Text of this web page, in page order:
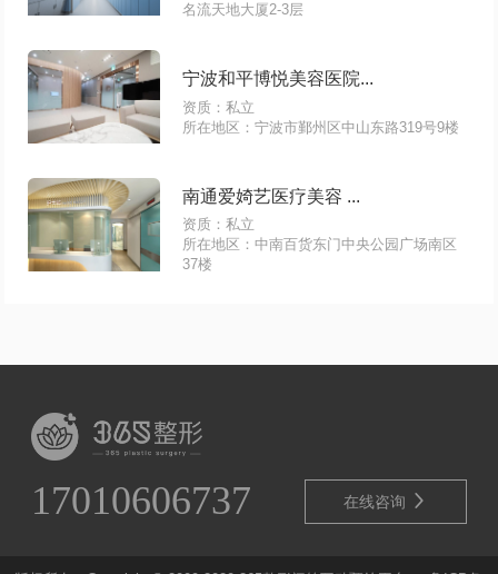
名流天地大厦2-3层
宁波和平博悦美容医院...
资质：私立
所在地区：宁波市鄞州区中山东路319号9楼
南通爱婍艺医疗美容 ...
资质：私立
所在地区：中南百货东门中央公园广场南区
37楼
17010606737 在线咨询 